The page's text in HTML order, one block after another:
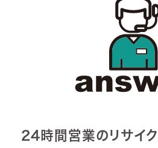
24時間営業のリサイ